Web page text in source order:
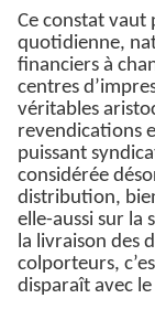
Ce constat vaut
quotidienne,
financiers à
centres
véritables
revendications
puissant
considérée
distribution,
elle-aussi sur la
la livraison des
colporteurs,
disparaît avec